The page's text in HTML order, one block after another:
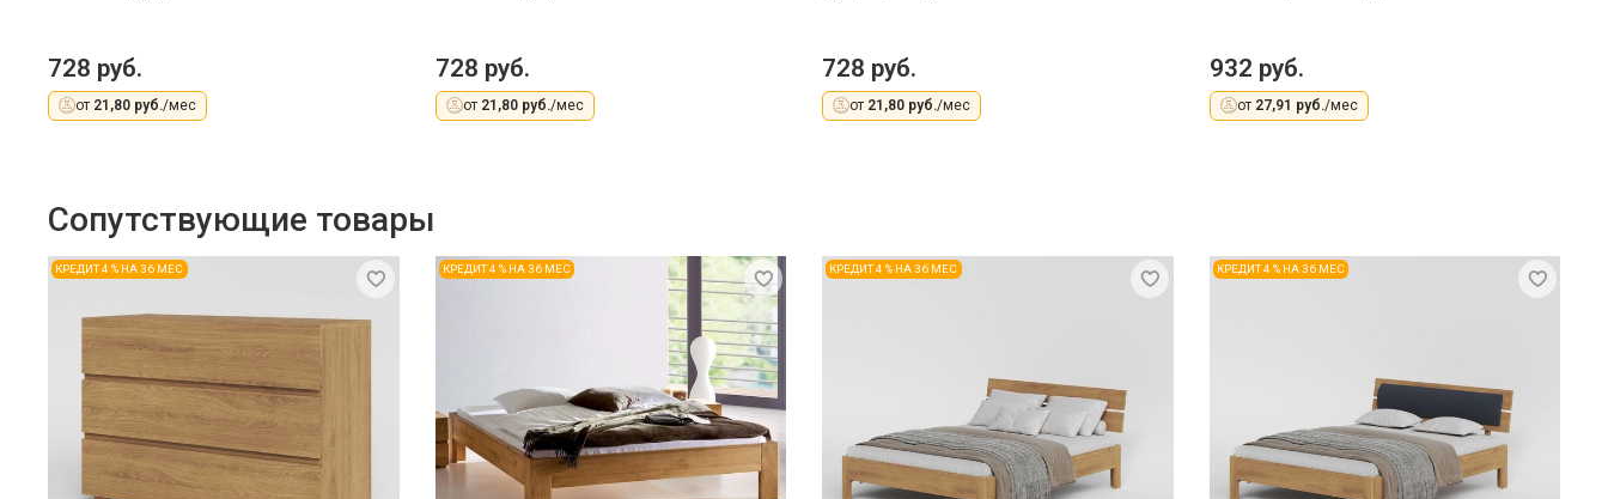
728 руб.
от 21,80 руб./мес
728 руб.
от 21,80 руб./мес
728 руб.
от 21,80 руб./мес
932 руб.
от 27,91 руб./мес
Сопутствующие товары
КРЕДИТ 4 % НА 36 МЕС КРЕДИТ 4 % НА 36 МЕС КРЕДИТ 4 % НА 36 МЕС КРЕДИТ 4 % НА 36 МЕС